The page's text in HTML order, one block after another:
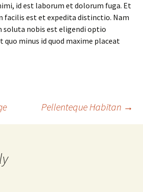
id est laborum et dolorum fuga. Et
facilis est et expedita distinctio. Nam
soluta nobis est eligendi optio
quo minus id quod maxime placeat
Pellenteque Habitan →